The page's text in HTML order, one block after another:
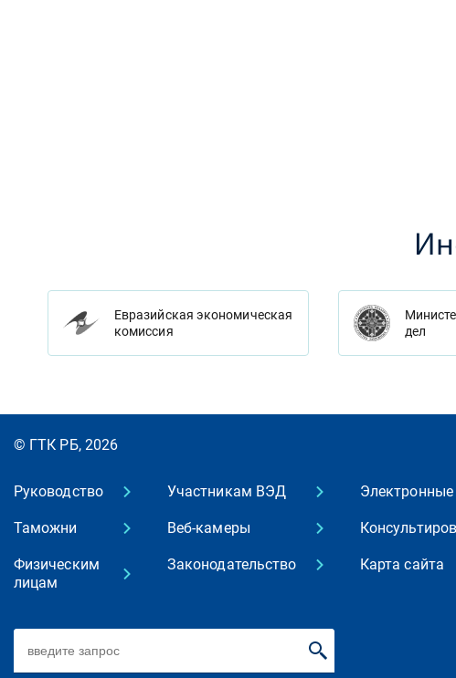
Евразийская экономическая
комиссия
дел
© ГТК РБ, 2026
Руководство
Таможни
Физическим
лицам
Участникам ВЭД
Веб-камеры
Законодательство Карта сайта